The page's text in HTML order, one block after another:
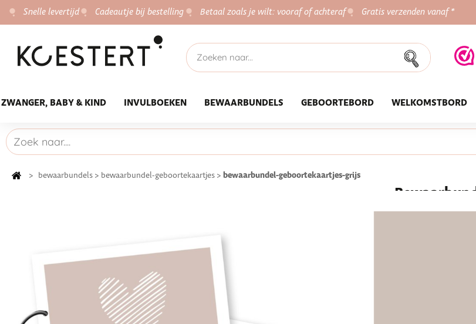
Snelle levertijd Cadeautje bij bestelling Betaal zoals je wilt: vooraf of achteraf Gratis verzenden vanaf *
ZWANGER, BABY & KIND INVULBOEKEN BEWAARBUNDELS GEBOORTEBORD WELKOMSTBORD
> bewaarbundels > bewaarbundel-geboortekaartjes > bewaarbundel-geboortekaartjes-grijs
luxe versie